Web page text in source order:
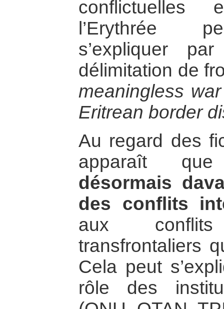
conflictuelles
l’Erythrée
s’expliquer
délimitation de
meaningless
Eritrean border
Au regard des
apparaît
désormais
des conflits
aux
transfrontaliers
Cela peut
rôle des